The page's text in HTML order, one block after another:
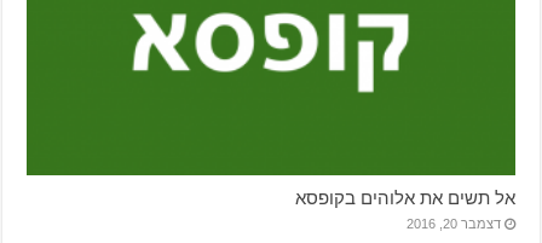
אל תשים את אלוהים בקופסא
דצמבר 20, 2016